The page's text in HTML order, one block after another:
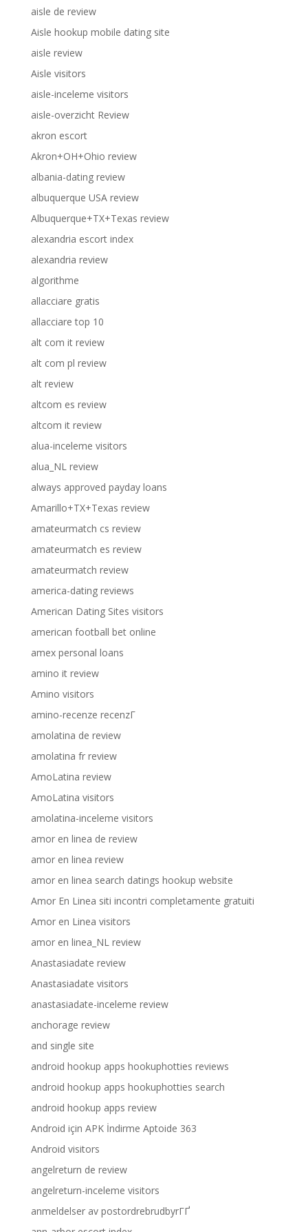
aisle de review
Aisle hookup mobile dating site
aisle review
Aisle visitors
aisle-inceleme visitors
aisle-overzicht Review
akron escort
Akron+OH+Ohio review
albania-dating review
albuquerque USA review
Albuquerque+TX+Texas review
alexandria escort index
alexandria review
algorithme
allacciare gratis
allacciare top 10
alt com it review
alt com pl review
alt review
altcom es review
altcom it review
alua-inceleme visitors
alua_NL review
always approved payday loans
Amarillo+TX+Texas review
amateurmatch cs review
amateurmatch es review
amateurmatch review
america-dating reviews
American Dating Sites visitors
american football bet online
amex personal loans
amino it review
Amino visitors
amino-recenze recenzГ­
amolatina de review
amolatina fr review
AmoLatina review
AmoLatina visitors
amolatina-inceleme visitors
amor en linea de review
amor en linea review
amor en linea search datings hookup website
Amor En Linea siti incontri completamente gratuiti
Amor en Linea visitors
amor en linea_NL review
Anastasiadate review
Anastasiadate visitors
anastasiadate-inceleme review
anchorage review
and single site
android hookup apps hookuphotties reviews
android hookup apps hookuphotties search
android hookup apps review
Android için APK İndirme Aptoide 363
Android visitors
angelreturn de review
angelreturn-inceleme visitors
anmeldelser av postordrebrudbyrГҐ